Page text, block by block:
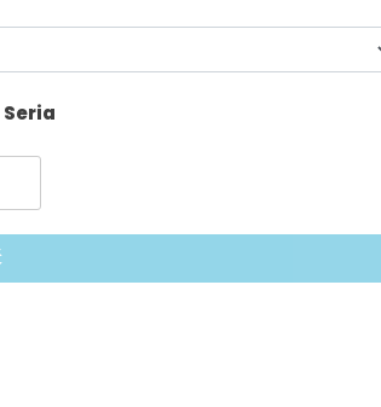
Seria